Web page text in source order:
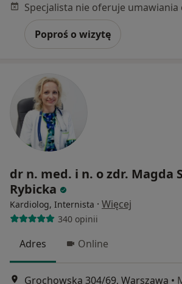
Poproś o wizytę
dr n. med. i n. o zdr. Magda
Rybicka
Kardiolog, Internista · Więcej
340 opinii
Adres Online
Grochowska 304/69, Warszawa •